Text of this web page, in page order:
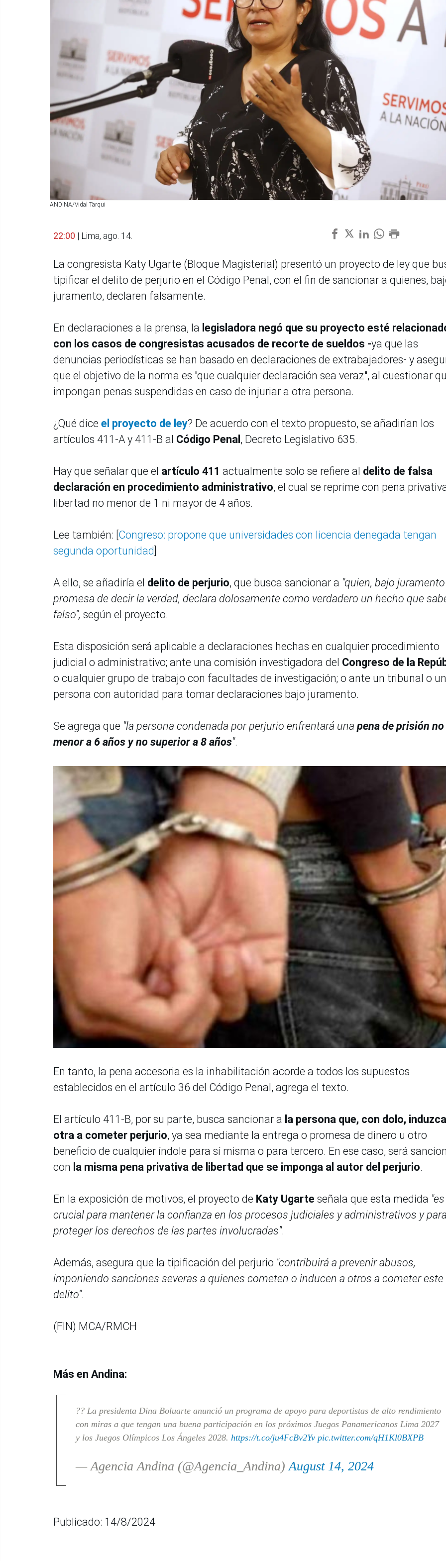
ANDINA/Vidal Tarqui
22:00 | Lima, ago. 14.
La congresista Katy Ugarte (Bloque Magisterial) presentó un proyecto de ley que
tipificar el delito de perjurio en el Código Penal, con el fin de sancionar a quienes,
juramento, declaren falsamente.
En declaraciones a la prensa, la legisladora negó que su proyecto esté
con los casos de congresistas acusados de recorte de sueldos -ya que las
denuncias periodísticas se han basado en declaraciones de extrabajadores- y
que el objetivo de la norma es "que cualquier declaración sea veraz", al cuestionar
impongan penas suspendidas en caso de injuriar a otra persona.
¿Qué dice el proyecto de ley? De acuerdo con el texto propuesto, se añadirían los
artículos 411-A y 411-B al Código Penal , Decreto Legislativo 635.
Hay que señalar que el artículo 411 actualmente solo se refiere al delito de falsa
declaración en procedimiento administrativo, el cual se reprime con pena
libertad no menor de 1 ni mayor de 4 años.
Lee también: [Congreso: propone que universidades con licencia denegada tengan
segunda oportunidad]
A ello, se añadiría el delito de perjurio, que busca sancionar a "quien, bajo
promesa de decir la verdad, declara dolosamente como verdadero un hecho que
falso", según el proyecto.
Esta disposición será aplicable a declaraciones hechas en cualquier procedimiento
judicial o administrativo; ante una comisión investigadora del Congreso de la
o cualquier grupo de trabajo con facultades de investigación; o ante un tribunal o
persona con autoridad para tomar declaraciones bajo juramento.
Se agrega que "la persona condenada por perjurio enfrentará una pena de prisión no
menor a 6 años y no superior a 8 años".
En tanto, la pena accesoria es la inhabilitación acorde a todos los supuestos
establecidos en el artículo 36 del Código Penal, agrega el texto.
El artículo 411-B, por su parte, busca sancionar a la persona que, con dolo,
otra a cometer perjurio, ya sea mediante la entrega o promesa de dinero u otro
beneficio de cualquier índole para sí misma o para tercero. En ese caso, será
con la misma pena privativa de libertad que se imponga al autor del perjurio.
En la exposición de motivos, el proyecto de Katy Ugarte señala que esta medida "es
crucial para mantener la confianza en los procesos judiciales y administrativos y
proteger los derechos de las partes involucradas".
Además, asegura que la tipificación del perjurio "contribuirá a prevenir abusos,
imponiendo sanciones severas a quienes cometen o inducen a otros a cometer este
delito".
(FIN) MCA/RMCH
Más en Andina:
?? La presidenta Dina Boluarte anunció un programa de apoyo para deportistas de alto rendimiento
con miras a que tengan una buena participación en los próximos Juegos Panamericanos Lima 2027
y los Juegos Olímpicos Los Ángeles 2028. https://t.co/ju4FcBv2Yv pic.twitter.com/qH1Kl0BXPB
— Agencia Andina (@Agencia_Andina)August 14, 2024
Publicado: 14/8/2024